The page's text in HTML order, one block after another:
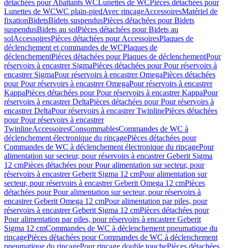
détachées pour Abattants WCLunettes de WCPièces détachées pour
Lunettes de WCWC plain-piedAvec rinçageAccessoiresMatériel de
fixationBidetsBidets suspendusPièces détachées pour Bidets
suspendusBidets au solPièces détachées pour Bidets au
solAccessoiresPièces détachées pour AccessoiresPlaques de
déclenchement et commandes de WCPlaques de
déclenchementPièces détachées pour Plaques de déclenchementPour
réservoirs à encastrer SigmaPièces détachées pour Pour réservoirs à
encastrer SigmaPour réservoirs à encastrer OmegaPièces détachées
pour Pour réservoirs à encastrer OmegaPour réservoirs à encastrer
KappaPièces détachées pour Pour réservoirs à encastrer KappaPour
réservoirs à encastrer DeltaPièces détachées pour Pour réservoirs à
encastrer DeltaPour réservoirs à encastrer TwinlinePièces détachées
pour Pour réservoirs à encastrer
TwinlineAccessoiresConsommablesCommandes de WC à
déclenchement électronique du rinçagePièces détachées pour
Commandes de WC à déclenchement électronique du rinçagePour
alimentation sur secteur, pour réservoirs à encastrer Geberit Sigma
12 cmPièces détachées pour Pour alimentation sur secteur, pour
réservoirs à encastrer Geberit Sigma 12 cmPour alimentation sur
secteur, pour réservoirs à encastrer Geberit Omega 12 cmPièces
détachées pour Pour alimentation sur secteur, pour réservoirs à
encastrer Geberit Omega 12 cmPour alimentation par piles, pour
réservoirs à encastrer Geberit Sigma 12 cmPièces détachées pour
Pour alimentation par piles, pour réservoirs à encastrer Geberit
Sigma 12 cmCommandes de WC à déclenchement pneumatique du
rinçagePièces détachées pour Commandes de WC à déclenchement
pneumatique du rinçagePour rinçage double touchePièces détachées